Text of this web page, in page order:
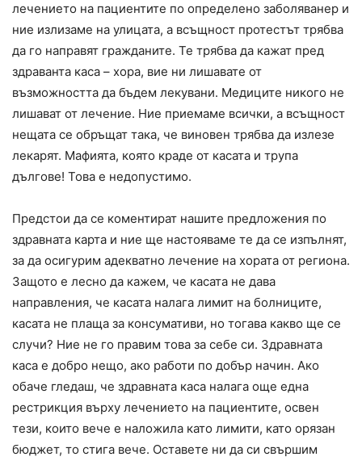
лечението на пациентите по определено заболяванер и
ние излизаме на улицата, а всъщност протестът трябва
да го направят гражданите. Те трябва да кажат пред
здраванта каса – хора, вие ни лишавате от
възможността да бъдем лекувани. Медиците никого не
лишават от лечение. Ние приемаме всички, а всъщност
нещата се обръщат така, че виновен трябва да излезе
лекарят. Мафията, която краде от касата и трупа
дългове! Това е недопустимо.
Предстои да се коментират нашите предложения по
здравната карта и ние ще настояваме те да се изпълнят,
за да осигурим адекватно лечение на хората от региона.
Защото е лесно да кажем, че касата не дава
направления, че касата налага лимит на болниците,
касата не плаща за консумативи, но тогава какво ще се
случи? Ние не го правим това за себе си. Здравната
каса е добро нещо, ако работи по добър начин. Ако
обаче гледаш, че здравната каса налага още една
рестрикция върху лечението на пациентите, освен
тези, които вече е наложила като лимити, като орязан
бюджет, то стига вече. Оставете ни да си свършим